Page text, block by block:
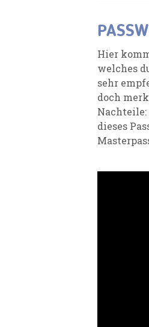
Hier
welches
sehr
doch
Nachteile
dieses
Master